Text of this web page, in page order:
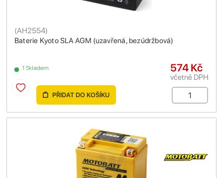
Baterie Kyoto SLA AGM (uzavřená, bezúdržbová)
(AH2554)
1 Skladem 574 Kč
včetně DPH
PŘIDAT DO KOŠÍKU